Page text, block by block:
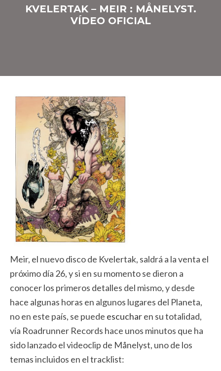
KVELERTAK – MEIR : MÅNELYST.
VÍDEO OFICIAL
Meir, el nuevo disco de Kvelertak, saldrá a la venta el
próximo día 26, y si en su momento se dieron a
conocer los primeros detalles del mismo, y desde
hace algunas horas en algunos lugares del Planeta,
no en este país, se puede escucharen su totalidad,
vía Roadrunner Records hace unos minutos que ha
sido lanzado el videoclip de Månelyst, uno de los
temas incluidos en el tracklist: